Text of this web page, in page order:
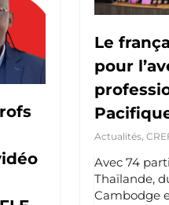
Le
pour
Actualités,
Avec 74
Thaïlande,
Cambodge